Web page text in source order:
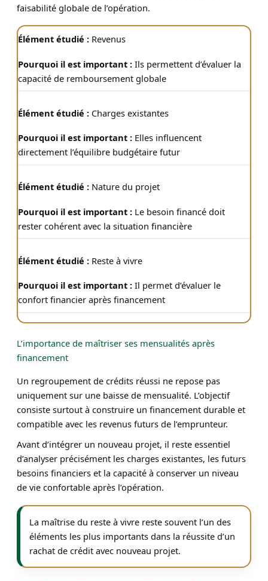
faisabilité globale de l’opération.
Revenus
Ils permettent d’évaluer la
capacité de remboursement globale
Charges existantes
Elles influencent
directement l’équilibre budgétaire futur
Nature du projet
Le besoin financé doit
rester cohérent avec la situation financière
Reste à vivre
Il permet d’évaluer le
confort financier après financement
L’importance de maîtriser ses mensualités après
financement
Un regroupement de crédits réussi ne repose pas
uniquement sur une baisse de mensualité. L’objectif
consiste surtout à construire un financement durable et
compatible avec les revenus futurs de l’emprunteur.
Avant d’intégrer un nouveau projet, il reste essentiel
d’analyser précisément les charges existantes, les futurs
besoins financiers et la capacité à conserver un niveau
de vie confortable après l’opération.
La maîtrise du reste à vivre reste souvent l’un des
éléments les plus importants dans la réussite d’un
rachat de crédit avec nouveau projet.